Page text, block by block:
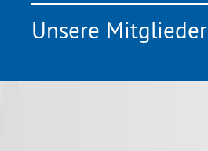
Unsere Mitglieder